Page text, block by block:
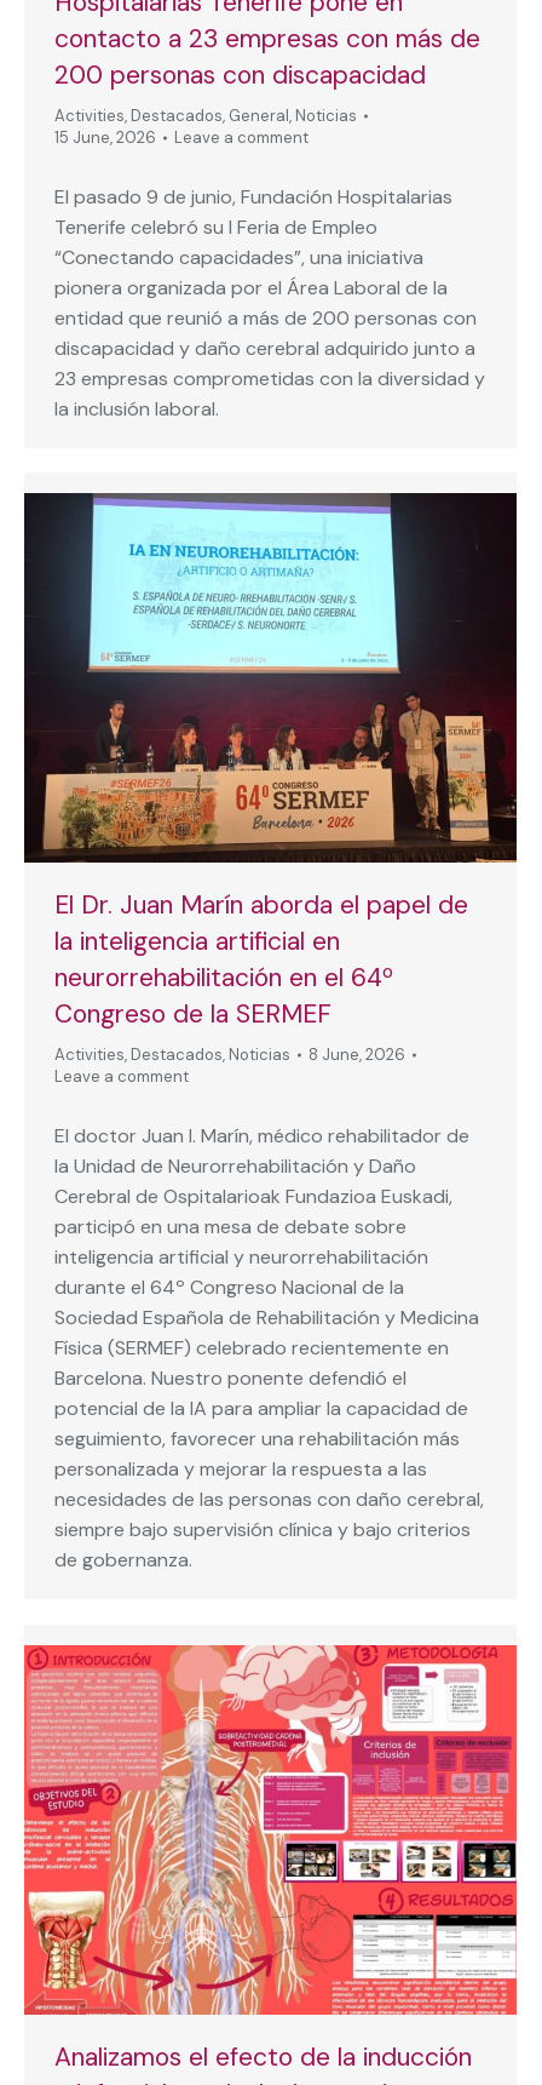
contacto a 23 empresas con más de
200 personas con discapacidad
Activities, Destacados, General, Noticias
15 June, 2026
Leave a comment
El pasado 9 de junio, Fundación Hospitalarias
Tenerife celebró su I Feria de Empleo
“Conectando capacidades”, una iniciativa
pionera organizada por el Área Laboral de la
entidad que reunió a más de 200 personas con
discapacidad y daño cerebral adquirido junto a
23 empresas comprometidas con la diversidad y
la inclusión laboral.
El Dr. Juan Marín aborda el papel de
la inteligencia artificial en
neurorrehabilitación en el 64º
Congreso de la SERMEF
Activities, Destacados, Noticias
8 June, 2026
Leave a comment
El doctor Juan I. Marín, médico rehabilitador de
la Unidad de Neurorrehabilitación y Daño
Cerebral de Ospitalarioak Fundazioa Euskadi,
participó en una mesa de debate sobre
inteligencia artificial y neurorrehabilitación
durante el 64º Congreso Nacional de la
Sociedad Española de Rehabilitación y Medicina
Física (SERMEF) celebrado recientemente en
Barcelona. Nuestro ponente defendió el
potencial de la IA para ampliar la capacidad de
seguimiento, favorecer una rehabilitación más
personalizada y mejorar la respuesta a las
necesidades de las personas con daño cerebral,
siempre bajo supervisión clínica y bajo criterios
de gobernanza.
Analizamos el efecto de la inducción